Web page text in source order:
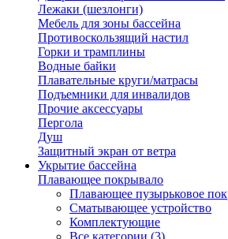
Лежаки (шезлонги)
Мебель для зоны бассейна
Противоскользящий настил
Горки и трамплины
Водные байки
Плавательные круги/матрасы
Подъемники для инвалидов
Прочие аксессуары
Пергола
Душ
Защитный экран от ветра
Укрытие бассейна
Плавающее покрывало
Плавающее пузырьковое
Сматывающее устройство
Комплектующие
Все категории (3)